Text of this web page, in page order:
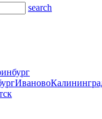
search
Иваново